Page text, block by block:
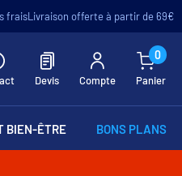
fraisLivraison offerte à partir de 69€
Devis Compte
0
Panier
BIEN-ÊTRE BONS PLANS